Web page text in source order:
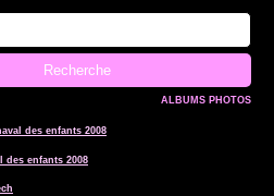
ALBUMS PHOTOS
des enfants 2008